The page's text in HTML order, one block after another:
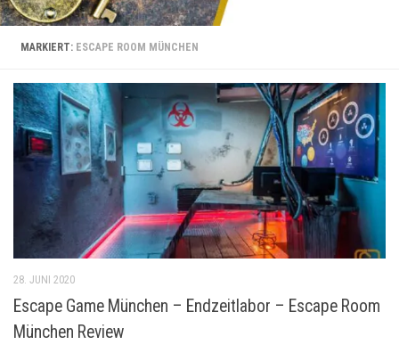
MARKIERT: ESCAPE ROOM MÜNCHEN
28. JUNI 2020
Escape Game München – Endzeitlabor – Escape Room
München Review